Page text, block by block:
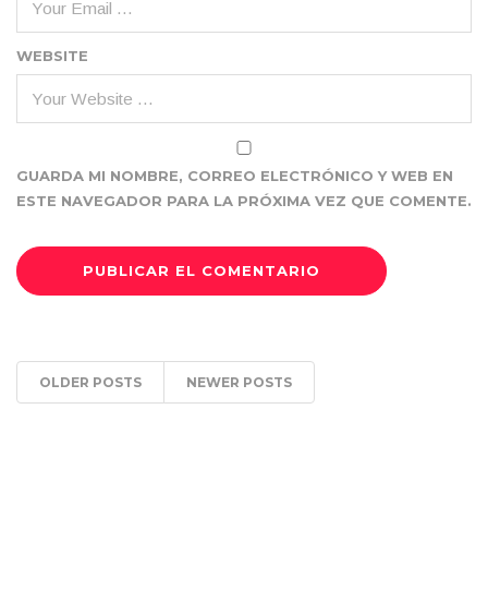
WEBSITE
GUARDA MI NOMBRE, CORREO ELECTRÓNICO Y WEB EN
ESTE NAVEGADOR PARA LA PRÓXIMA VEZ QUE COMENTE.
OLDER POSTS NEWER POSTS